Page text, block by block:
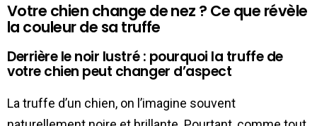
Votre chien change de nez ? Ce que révèle
la couleur de sa truffe
Derrière le noir lustré : pourquoi la truffe de
votre chien peut changer d’aspect
La truffe d’un chien, on l’imagine souvent